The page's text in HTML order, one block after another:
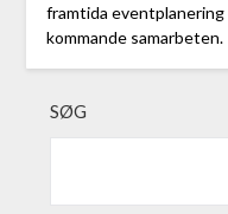
framtida
kommande samarbeten.
SØG